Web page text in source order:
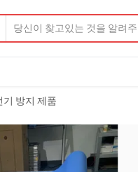
기 방지 제품
린 룸 스티키 매트 제품 이미지